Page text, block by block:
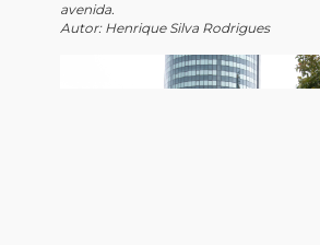
avenida.
Autor: Henrique Silva Rodrigues